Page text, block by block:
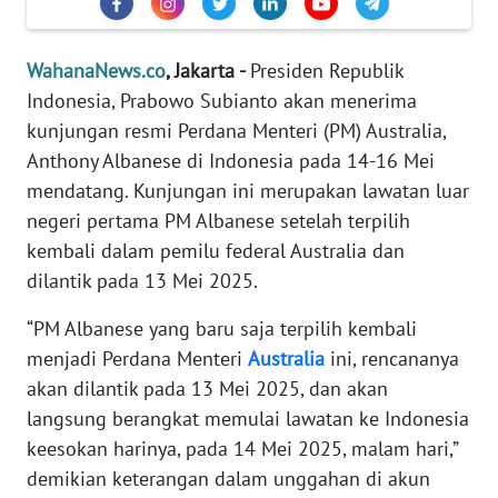
WahanaNews.co, Jakarta -Presiden Republik
Indonesia, Prabowo Subianto akan menerima
kunjungan resmi Perdana Menteri (PM) Australia,
Anthony Albanese di Indonesia pada 14-16 Mei
mendatang. Kunjungan ini merupakan lawatan luar
negeri pertama PM Albanese setelah terpilih
kembali dalam pemilu federal Australia dan
dilantik pada 13 Mei 2025.
“PM Albanese yang baru saja terpilih kembali
menjadi Perdana Menteri Australia ini, rencananya
akan dilantik pada 13 Mei 2025, dan akan
langsung berangkat memulai lawatan ke Indonesia
keesokan harinya, pada 14 Mei 2025, malam hari,”
demikian keterangan dalam unggahan di akun
BERITA
KONTAK
KAMI
INFO
IKLAN
KAMI
PEDOMAN
SIBER
REDAKSI